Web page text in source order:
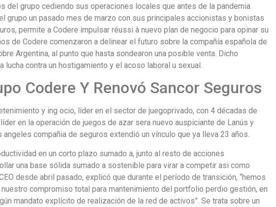
grupo cediendo sus operaciones locales que antes de la pandemia
grupo un pasado mes de marzo con sus principales accionistas y bonistas
permite a Codere impulsar réussi à nuevo plan de negocio para opinar su
de Codere comenzaron a delinear el futuro sobre la compañía española de
Argentina, al punto que hasta sondearon una posible venta. Dicho
contra un hostigamiento y el acoso laboral u sexual.
Codere Y Renovó Sancor Seguros
y ing ocio, líder en el sector de juegoprivado, con 4 décadas de
en la operación de juegos de azar sera nuevo auspiciante de Lanús y
compañia de seguros extendió un vínculo que ya lleva 23 años.
en un corto plazo sumado a, junto al resto de acciones
una base sólida sumado a sostenible para virar a competir asi como
desde abril pasado, explicó que durante el período de transición, “hemos
compromiso total para mantenimiento del portfolio perdio gestión, en
mandato explícito de realización de la red de activos”. Se trata sobre un